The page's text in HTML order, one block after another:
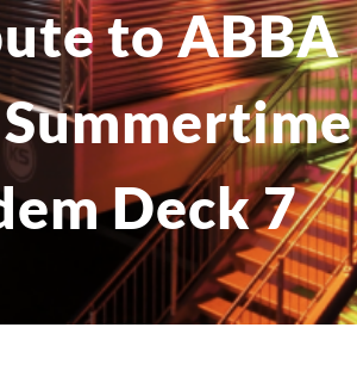
to ABBA
Deck 7